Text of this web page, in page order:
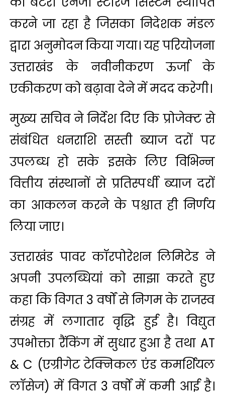
करने जा रहा है जिसका निदेशक मंडल
द्वारा अनुमोदन किया गया। यह परियोजना
उत्तराखंड के नवीनीकरण ऊर्जा के
एकीकरण को बढ़ावा देने में मदद करेगी।
मुख्य सचिव ने निर्देश दिए कि प्रोजेक्ट से
संबंधित धनराशि सस्ती ब्याज दरों पर
उपलब्ध हो सके इसके लिए विभिन्न
वित्तीय संस्थानों से प्रतिस्पर्धी ब्याज दरों
का आकलन करने के पश्चात ही निर्णय
लिया जाए।
उत्तराखंड पावर कॉरपोरेशन लिमिटेड ने
अपनी उपलब्धियां को साझा करते हुए
कहा कि विगत 3 वर्षों से निगम के राजस्व
संग्रह में लगातार वृद्धि हुई है। विद्युत
उपभोक्ता रैंकिंग में सुधार हुआ है तथा AT
& C (एग्रीगेट टेक्निकल एंड कमर्शियल
लॉसेज) में विगत 3 वर्षों में कमी आई है।